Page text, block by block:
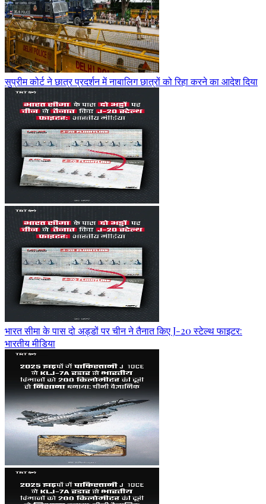
सुप्रीम कोर्ट ने छात्र प्रदर्शन में नाबालिग छात्रों को रिहा करने का आदेश दिया
भारत सीमा के पास दो अड्डों पर चीन ने तैनात किए J-20 स्टेल्थ फाइटर:
भारतीय मीडिया